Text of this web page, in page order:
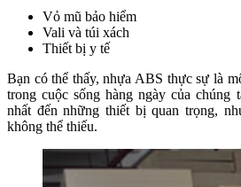
Vỏ mũ bảo hiểm
Vali và túi xách
Thiết bị y tế
Bạn có thể thấy, nhựa ABS thực sự là
trong cuộc sống hàng ngày của
nhất đến những thiết bị quan trọng,
không thể thiếu.